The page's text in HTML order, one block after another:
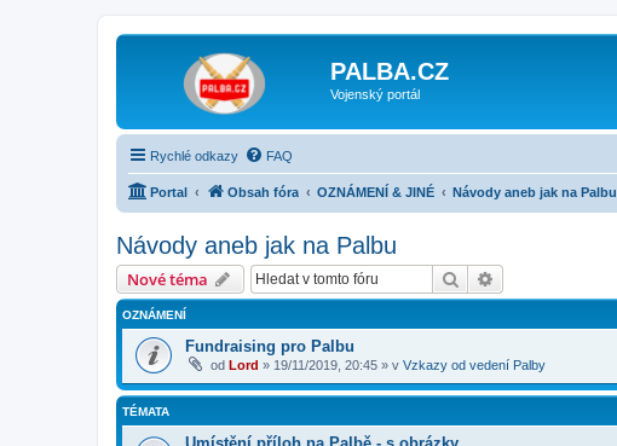
PALBA.CZ
Vojenský portál
Rychlé odkazy FAQ
Portal Obsah fóra OZNÁMENÍ & JINÉ Návody aneb jak na Palbu
Návody aneb jak na Palbu
Nové téma Hledat
OZNÁMENÍ
Fundraising pro Palbu
od Lord » 19/11/2019, 20:45 » v Vzkazy od vedení Palby
TÉMATA